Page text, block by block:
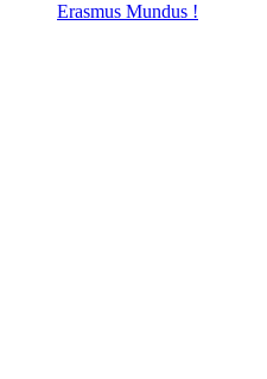
Erasmus Mundus !